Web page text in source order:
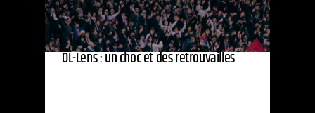
OL-Lens : un choc et des retrouvailles